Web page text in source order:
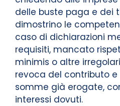
delle buste paga e dei
dimostrino le
caso di dichiarazioni
requisiti, mancato
minimis o altre
revoca del contributo e
somme già erogate,
interessi dovuti.